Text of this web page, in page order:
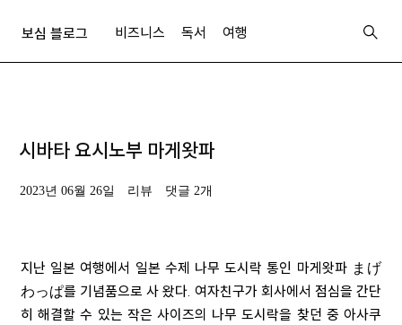
보심 블로그 비즈니스 독서 여행
시바타 요시노부 마게왓파
2023년 06월 26일 리뷰 댓글 2개
지난 일본 여행에서 일본 수제 나무 도시락 통인 마게왓파 まげ
わっぱ를 기념품으로 사 왔다 여자친구가 회사에서 점심을 간단
히 해결할 수 있는 작은 사이즈의 나무 도시락을 찾던 중 아사쿠